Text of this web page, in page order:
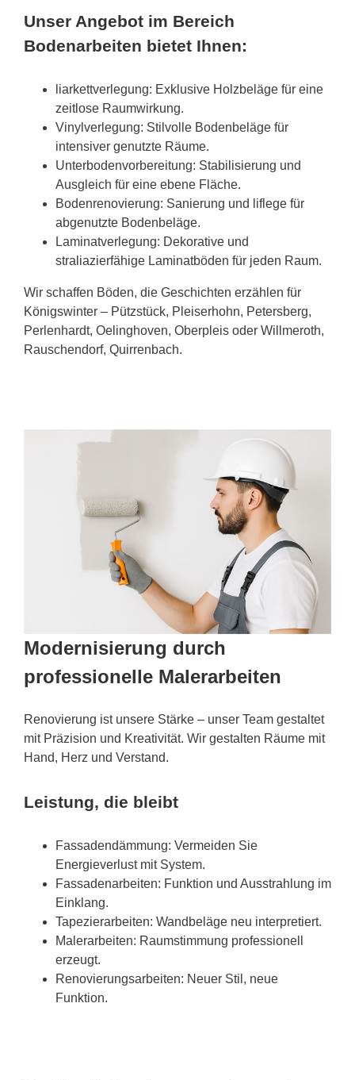
Unser Angebot im Bereich
Bodenarbeiten bietet Ihnen:
liarkettverlegung: Exklusive Holzbeläge für eine
zeitlose Raumwirkung.
Vinylverlegung: Stilvolle Bodenbeläge für
intensiver genutzte Räume.
Unterbodenvorbereitung: Stabilisierung und
Ausgleich für eine ebene Fläche.
Bodenrenovierung: Sanierung und liflege für
abgenutzte Bodenbeläge.
Laminatverlegung: Dekorative und
straliazierfähige Laminatböden für jeden Raum.
Wir schaffen Böden, die Geschichten erzählen für
Königswinter – Pützstück, Pleiserhohn, Petersberg,
Perlenhardt, Oelinghoven, Oberpleis oder Willmeroth,
Rauschendorf, Quirrenbach.
Modernisierung durch
professionelle Malerarbeiten
Renovierung ist unsere Stärke – unser Team gestaltet
mit Präzision und Kreativität. Wir gestalten Räume mit
Hand, Herz und Verstand.
Leistung, die bleibt
Fassadendämmung: Vermeiden Sie
Energieverlust mit System.
Fassadenarbeiten: Funktion und Ausstrahlung im
Einklang.
Tapezierarbeiten: Wandbeläge neu interpretiert.
Malerarbeiten: Raumstimmung professionell
erzeugt.
Renovierungsarbeiten: Neuer Stil, neue
Funktion.